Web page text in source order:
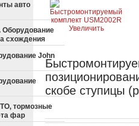
авто
Оборудование
схождения
John
тормозные
фар
Увеличить
скобе ступицы